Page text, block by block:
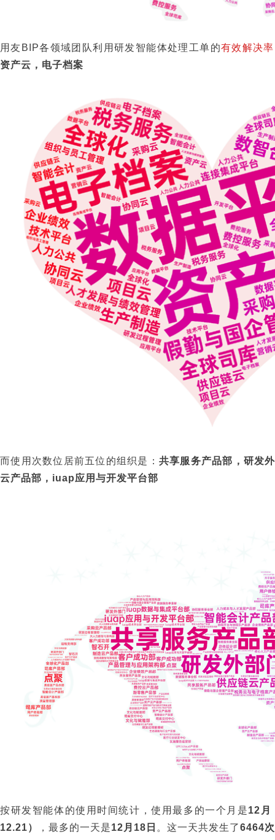
用友BIP各领域团队利用研发智能体处理工单的有效解决率
资产云，电子档案
而使用次数位居前五位的组织是： 共享服务产品部，研发
云产品部，iuap应用与开发平台部
按研发智能体的使用时间统计，使用最多的一个月是12月
12.21）
，最多的一天是12月18日 。这一天共发生了6464次